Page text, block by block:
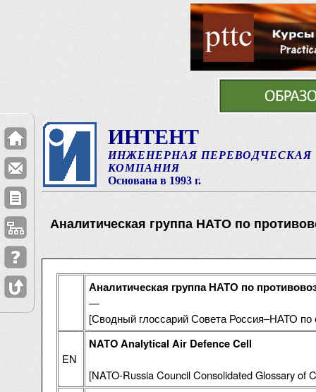
ИНТЕНТ
ИНЖЕНЕРНАЯ ПЕРЕВОДЧЕСКАЯ
КОМПАНИЯ
Основана в 1993 г.
Аналитическая группа НАТО по
Аналитическая группа НАТО по
—
[Сводный глоссарий Совета Россия–НАТО по
EN
NATO Analytical Air Defence Cell
[NATO-Russia Council Consolidated Glossary of